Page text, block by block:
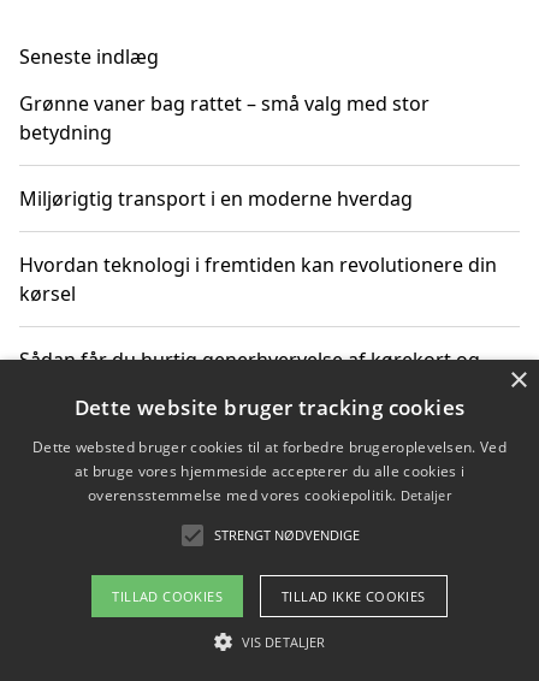
Seneste indlæg
Grønne vaner bag rattet – små valg med stor
betydning
Miljørigtig transport i en moderne hverdag
Hvordan teknologi i fremtiden kan revolutionere din
kørsel
Sådan får du hurtig generhvervelse af kørekort og
Sådan lærer du miljørigtig kørsel hos en køreskole i
Gentofte
Copyright 2026 - Pilanto Aps
Om / kontakt
×
Dette website bruger tracking cookies
Dette websted bruger cookies til at forbedre brugeroplevelsen. Ved
at bruge vores hjemmeside accepterer du alle cookies i
overensstemmelse med vores cookiepolitik. Detaljer
STRENGT NØDVENDIGE
TILLAD COOKIES TILLAD IKKE COOKIES
VIS DETALJER